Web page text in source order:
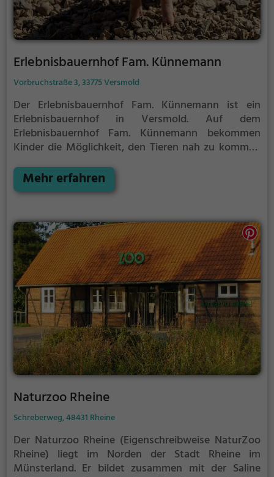
Erlebnisbauernhof Fam. Künnemann
Vorbruchstraße 3, 33775 Versmold
Der Erlebnisbauernhof Fam. Künnemann ist ein
Erlebnisbauernhof in Versmold. Auf dem
Erlebnisbauernhof Fam. Künnemann bekommen
Kinder die Möglichkeit, den Tieren nah zu kommen
Haltung und das Leben auf dem Bauernhof zu
lernen.
Mehr erfahren
Naturzoo Rheine
Schreberweg, 48431 Rheine
Der Naturzoo Rheine (Eigenschreibweise NaturZoo
Rheine) liegt im Norden der Stadt Rheine im
Münsterland. Er bildet zusammen mit der Saline